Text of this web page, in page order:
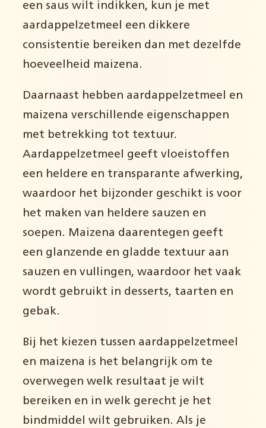
een saus wilt indikken, kun je met
aardappelzetmeel een dikkere
consistentie bereiken dan met dezelfde
hoeveelheid maizena.
Daarnaast hebben aardappelzetmeel en
maizena verschillende eigenschappen
met betrekking tot textuur.
Aardappelzetmeel geeft vloeistoffen
een heldere en transparante afwerking,
waardoor het bijzonder geschikt is voor
het maken van heldere sauzen en
soepen. Maizena daarentegen geeft
een glanzende en gladde textuur aan
sauzen en vullingen, waardoor het vaak
wordt gebruikt in desserts, taarten en
gebak.
Bij het kiezen tussen aardappelzetmeel
en maizena is het belangrijk om te
overwegen welk resultaat je wilt
bereiken en in welk gerecht je het
bindmiddel wilt gebruiken. Als je